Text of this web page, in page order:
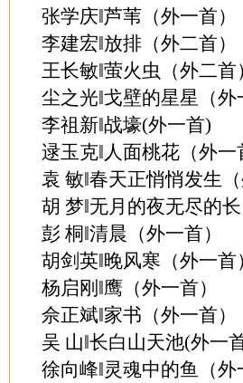
张学庆‖芦苇（外一首）
李建宏‖放排（外二首）
王长敏‖萤火虫（外二首
尘之光‖戈壁的星星（外
李祖新‖战壕(外一首)
逯玉克‖人面桃花（外一
袁 敏‖春天正悄悄发生（
胡 梦‖无月的夜无尽的长
彭 桐‖清晨（外一首）
胡剑英‖晚风寒（外一首
杨启刚‖鹰（外一首）
佘正斌‖家书（外一首）
吴 山‖长白山天池(外一
徐向峰‖灵魂中的鱼（外